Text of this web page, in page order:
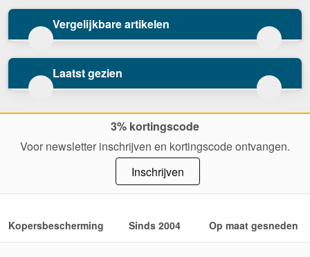
Vergelijkbare artikelen
Laatst gezien
3% kortingscode
Voor newsletter inschrijven en kortingscode ontvangen.
Inschrijven
Kopersbescherming Sinds 2004 Op maat gesneden